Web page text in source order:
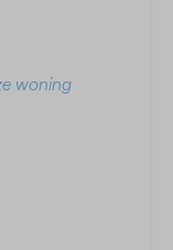
woning